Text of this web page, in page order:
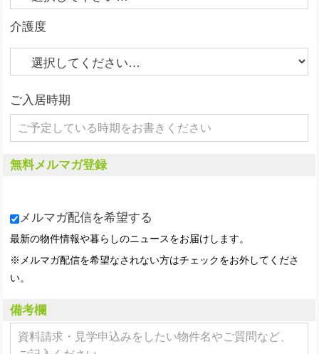
介護度
ご入居時期
無料メルマガ登録
メルマガ配信を希望する
最新の物件情報や暮らしのニュースをお届けします。
※メルマガ配信を希望なされない方はチェックをお外してくださ
い。
備考欄